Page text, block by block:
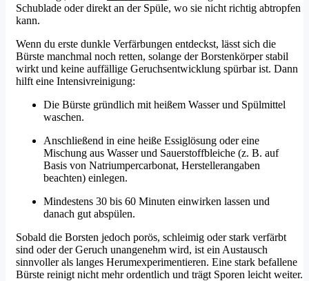
Schublade oder direkt an der Spüle, wo sie nicht richtig abtropfen
kann.
Wenn du erste dunkle Verfärbungen entdeckst, lässt sich die
Bürste manchmal noch retten, solange der Borstenkörper stabil
wirkt und keine auffällige Geruchsentwicklung spürbar ist. Dann
hilft eine Intensivreinigung:
Die Bürste gründlich mit heißem Wasser und Spülmittel
waschen.
Anschließend in eine heiße Essiglösung oder eine
Mischung aus Wasser und Sauerstoffbleiche (z. B. auf
Basis von Natriumpercarbonat, Herstellerangaben
beachten) einlegen.
Mindestens 30 bis 60 Minuten einwirken lassen und
danach gut abspülen.
Sobald die Borsten jedoch porös, schleimig oder stark verfärbt
sind oder der Geruch unangenehm wird, ist ein Austausch
sinnvoller als langes Herumexperimentieren. Eine stark befallene
Bürste reinigt nicht mehr ordentlich und trägt Sporen leicht weiter.